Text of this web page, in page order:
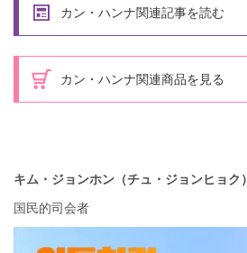
カン・ハンナ関連記事を読む
カン・ハンナ関連商品を見る
キム・ジョンホン（チュ・ジョンヒョク）
国民的司会者